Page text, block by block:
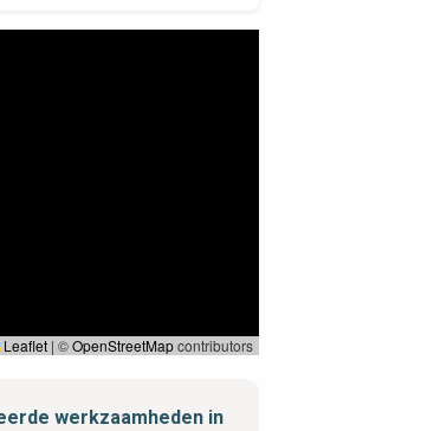
Leaflet | ©OpenStreetMapcontributors
werkzaamheden in